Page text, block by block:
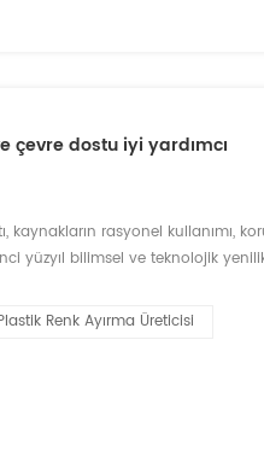
çevre dostu iyi yardımcı
kaynakların rasyonel kullanımı,
yüzyıl bilimsel ve teknolojik
Renk Ayırma Üreticisi